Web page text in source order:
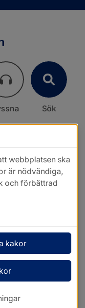
Sök
webbplatsen ska
är nödvändiga,
och förbättrad
kakor